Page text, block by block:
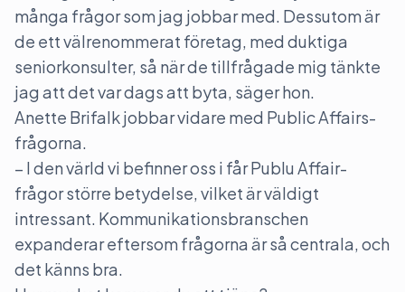
många frågor som jag jobbar med. Dessutom är
de ett välrenommerat företag, med duktiga
seniorkonsulter, så när de tillfrågade mig tänkte
jag att det var dags att byta, säger hon.
Anette Brifalk jobbar vidare med Public Affairs-
frågorna.
– I den värld vi befinner oss i får Publu Affair-
frågor större betydelse, vilket är väldigt
intressant. Kommunikationsbranschen
expanderar eftersom frågorna är så centrala, och
det känns bra.